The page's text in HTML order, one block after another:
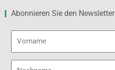
Abonnieren Sie den Newsletter